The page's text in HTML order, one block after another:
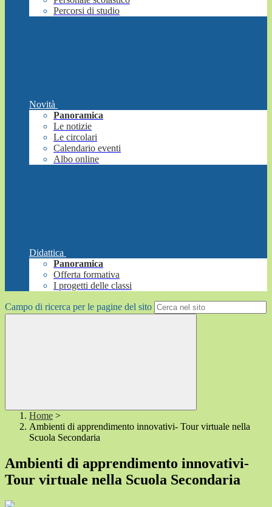
Percorsi di studio
Novità
Panoramica
Le notizie
Le circolari
Calendario eventi
Albo online
Didattica
Panoramica
Offerta formativa
I progetti delle classi
Campo di ricerca per le pagine del sito
Home >
Ambienti di apprendimento innovativi- Tour virtuale nella
Scuola Secondaria
Ambienti di apprendimento innovativi-
Tour virtuale nella Scuola Secondaria